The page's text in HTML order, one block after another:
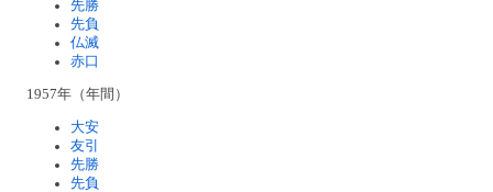
先勝
先負
仏滅
赤口
1957年（年間）
大安
友引
先勝
先負